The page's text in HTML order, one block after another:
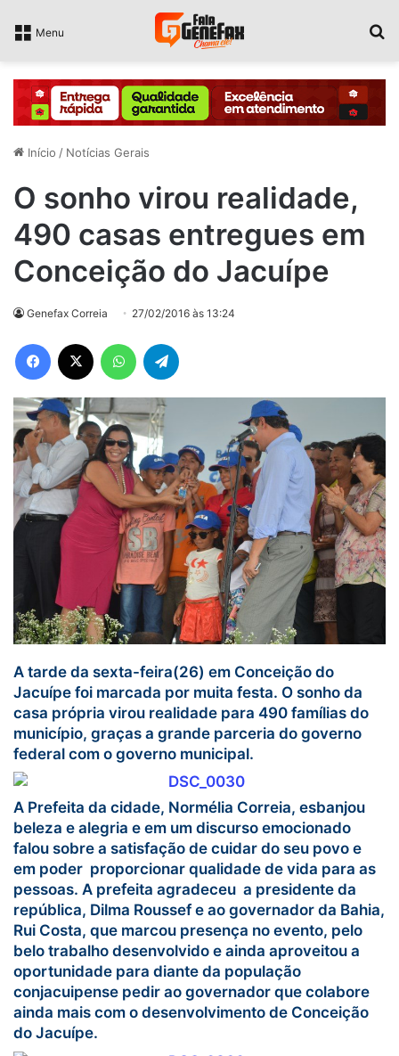
Menu
Início / Notícias Gerais
O sonho virou realidade,
490 casas entregues em
Conceição do Jacuípe
Genefax Correia 27/02/2016 às 13:24
Facebook WhatsApp
A tarde da sexta-feira(26) em Conceição do
Jacuípe foi marcada por muita festa. O sonho da
casa própria virou realidade para 490 famílias do
município, graças a grande parceria do governo
federal com o governo municipal.
A Prefeita da cidade, Normélia Correia, esbanjou
beleza e alegria e em um discurso emocionado
falou sobre a satisfação de cuidar do seu povo e
em poder proporcionar qualidade de vida para as
pessoas. A prefeita agradeceu a presidente da
república, Dilma Roussef e ao governador da Bahia,
Rui Costa, que marcou presença no evento, pelo
belo trabalho desenvolvido e ainda aproveitou a
oportunidade para diante da população
conjacuipense pedir ao governador que colabore
ainda mais com o desenvolvimento de Conceição
do Jacuípe.